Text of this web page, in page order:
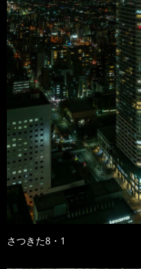
さつきた8・1